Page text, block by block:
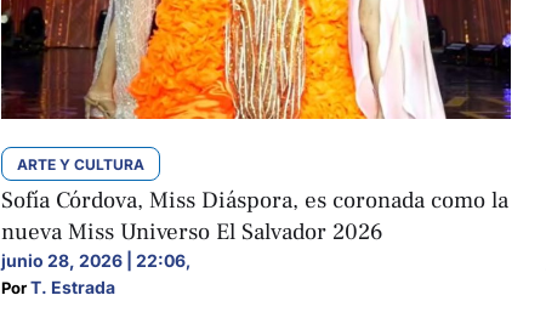
ARTE Y CULTURA
Sofía Córdova, Miss Diáspora, es coronada como la
nueva Miss Universo El Salvador 2026
junio 28, 2026 | 22:06,
Por T. Estrada